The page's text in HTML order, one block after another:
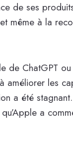
de ses
même à la
de ChatGPT
améliorer les
a été
a